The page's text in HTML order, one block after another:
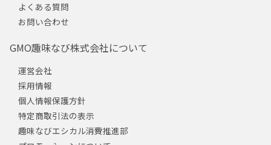
よくある質問
お問い合わせ
GMO趣味なび株式会社について
運営会社
採用情報
個人情報保護方針
特定商取引法の表示
趣味なびエシカル消費推進部